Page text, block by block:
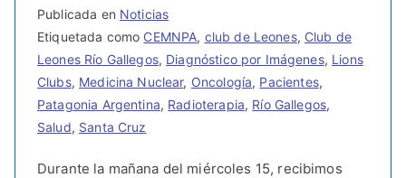
Publicada en Noticias
Etiquetada como CEMNPA, club de Leones, Club de
Leones Río Gallegos, Diagnóstico por Imágenes, Lions
Clubs, Medicina Nuclear, Oncología, Pacientes,
Patagonia Argentina, Radioterapia, Río Gallegos,
Salud, Santa Cruz
Durante la mañana del miércoles 15, recibimos